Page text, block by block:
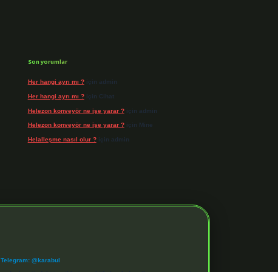
Son yorumlar
Her hangi ayrı mı ?için admin
Her hangi ayrı mı ?için Cihat
Helezon konveyör ne işe yarar ?için admin
Helezon konveyör ne işe yarar ?için Mine
Helalleşme nasıl olur ?için admin
Telegram: @karabul